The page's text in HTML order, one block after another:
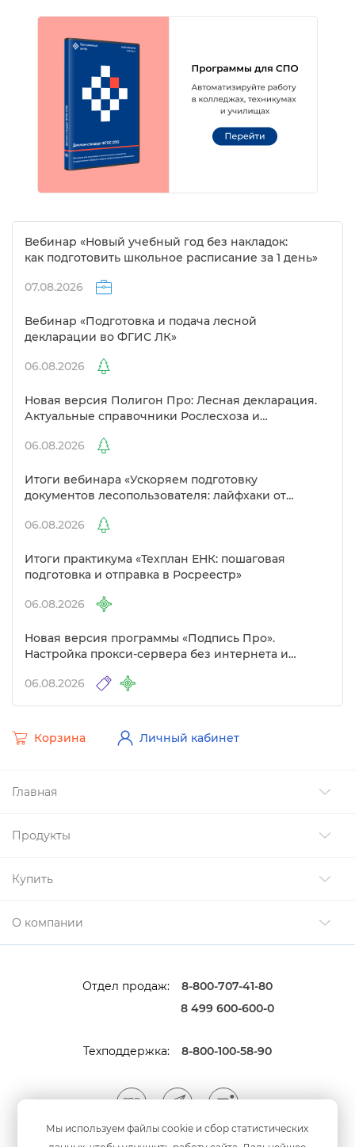
Мы используем файлы cookie и сбор статистических
ебинар «Новый учебный год без накладок:
как подготовить школьное расписание за 1 день»
07.08.2026
ебинар «Подготовка и подача лесной
декларации во ФГИС ЛК»
06.08.2026
Новая версия Полигон Про: Лесная декларация.
Актуальные справочники Рослесхоза и
06.08.2026
Итоги вебинара «Ускоряем подготовку
документов лесопользователя: лайфхаки от
06.08.2026
Итоги практикума «Техплан ЕНК: пошаговая
подготовка и отправка в Росреестр»
06.08.2026
Новая версия программы «Подпись Про».
Настройка прокси-сервера без интернета и
06.08.2026
Главная
Продукты
Купить
О компании
Корзина Личный кабинет
Отдел продаж:
8-800-707-41-80
8 499 600-600-0
Техподдержка: 8-800-100-58-90